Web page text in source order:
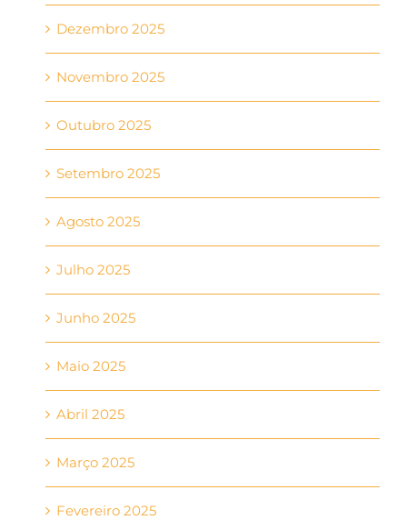
Dezembro 2025
Novembro 2025
Outubro 2025
Setembro 2025
Agosto 2025
Julho 2025
Junho 2025
Maio 2025
Abril 2025
Março 2025
Fevereiro 2025